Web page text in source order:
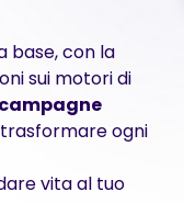
base, con la
sui motori di
campagne
ogni
vita al tuo